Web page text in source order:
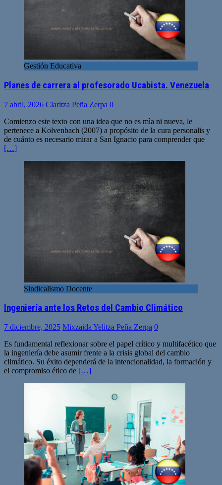
Gestión Educativa
Planes de carrera al profesorado Ucabista. Venezuela
7 abril, 2026 Claritza Peña Zerpa 0
Comienzo este texto con una idea que no es mìa ni nueva, le
pertenece a Kolvenbach (2007) a propósito de la cura personalis y
de cuánto es necesario mirar a San Ignacio para comprender que
[…]
Sindicalismo Docente
Ingeniería ante los Retos del Cambio Climático
7 diciembre, 2025 Mixzaida Yelitza Peña Zerpa 0
Es fundamental reflexionar sobre el papel crítico y multifacético que
la ingeniería debe asumir frente a la crisis global del cambio
climático. Su éxito dependerá de la intencionalidad, la formación y
el compromiso ético de […]